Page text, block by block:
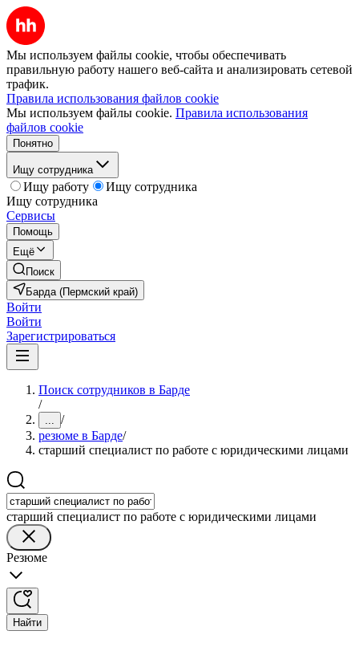
Мы используем файлы cookie, чтобы обеспечивать
правильную работу нашего веб-сайта и анализировать сетевой
трафик.
Правила использования файлов cookie
Мы используем файлы cookie. Правила использования
файлов cookie
Понятно
Ищу сотрудника
Ищу работу
Ищу сотрудника
Ищу сотрудника
Сервисы
Помощь
Ещё
Поиск
Барда (Пермский край)
Войти
Войти
Зарегистрироваться
Поиск сотрудников в Барде
/
... /
резюме в Барде/
старший специалист по работе с юридическими лицами
старший специалист по работе с юридическими лицами
Резюме
Найти